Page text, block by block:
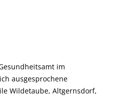
im
ausgesprochene
Wildetaube, Altgernsdorf,